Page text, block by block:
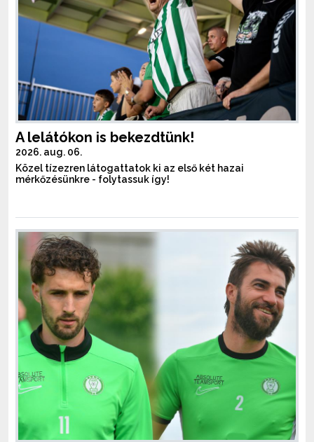
A lelátókon is bekezdtünk!
2026. aug. 06.
Közel tízezren látogattatok ki az első két hazai
mérkőzésünkre - folytassuk így!